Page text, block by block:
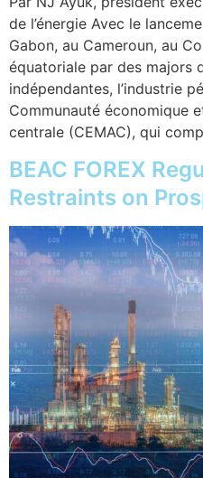
de l’énergie Avec le
Gabon, au Cameroun, au
équatoriale par des majors
indépendantes, l’industrie
Communauté économique
centrale (CEMAC), qui
BEAC FOREX
Restraints on